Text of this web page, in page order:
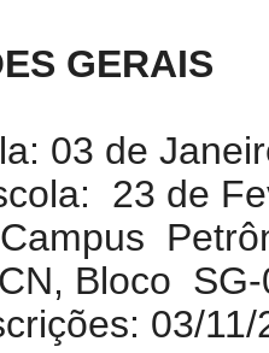
GERAIS
03 de
23 de
Bloco
03/